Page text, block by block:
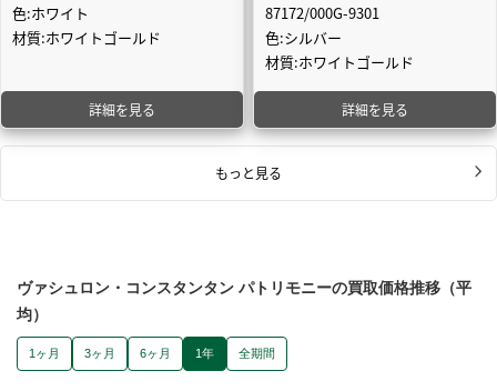
色:ホワイト
材質:ホワイトゴールド
詳細を見る
87172/000G-9301
色:シルバー
材質:ホワイトゴールド
詳細を見る
もっと見る
ヴァシュロン・コンスタンタン パトリモニーの買取価格推移（平
均）
1ヶ月 3ヶ月 6ヶ月 1年 全期間